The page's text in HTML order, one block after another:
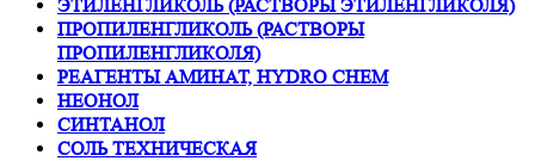
ЭТИЛЕНГЛИКОЛЬ (РАСТВОРЫ ЭТИЛЕНГЛИКОЛЯ)
ПРОПИЛЕНГЛИКОЛЬ (РАСТВОРЫ
ПРОПИЛЕНГЛИКОЛЯ)
РЕАГЕНТЫ АМИНАТ, HYDRO CHEM
НЕОНОЛ
СИНТАНОЛ
СОЛЬ ТЕХНИЧЕСКАЯ